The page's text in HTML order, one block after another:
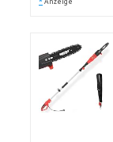
Anzeige